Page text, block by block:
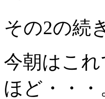
その2の続
今朝はこ
ほど・・・